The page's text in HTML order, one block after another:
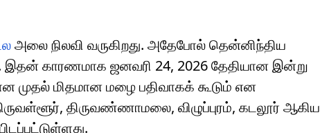
அலை நிலவி வருகிறது. அதேபோல் தென்னிந்திய
இதன் காரணமாக ஜனவரி 24, 2026 தேதியான இன்று
முதல் மிதமான மழை பதிவாகக் கூடும் என
திருவண்ணாமலை, விழுப்புரம், கடலூர் ஆகிய